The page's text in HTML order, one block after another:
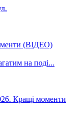
(ВІДЕО)
Кращі моменти